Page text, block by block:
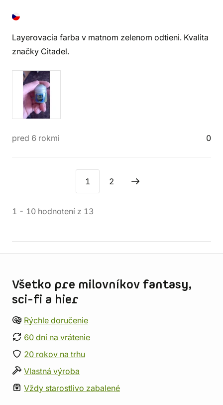
Layerovacia farba v matnom zelenom odtieni. Kvalita
značky Citadel.
pred 6 rokmi 0
1 2
1 - 10 hodnotení z 13
Všetko pre milovníkov fantasy,
sci-fi a hier
Rýchle doručenie
60 dní na vrátenie
20 rokov na trhu
Vlastná výroba
Vždy starostlivo zabalené